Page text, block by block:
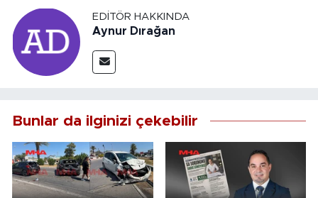
EDITÖR HAKKINDA
Aynur Dırağan
Bunlar da ilginizi çekebilir